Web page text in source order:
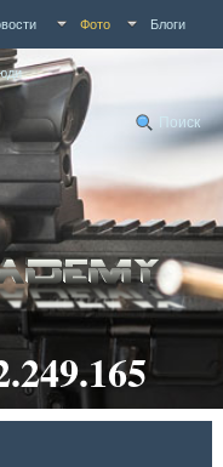
Фото Блоги
Поиск